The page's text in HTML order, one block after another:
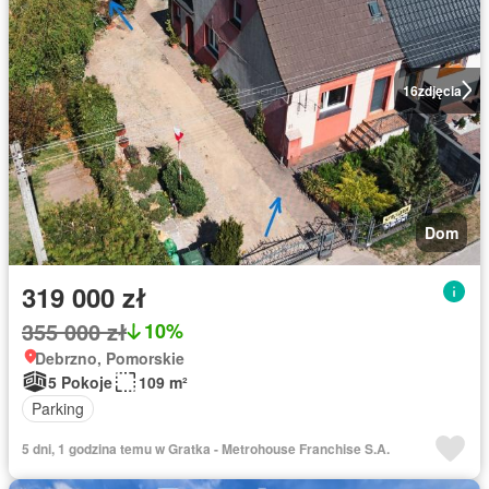
16zdjęcia
Dom
319 000 zł
355 000 zł 10%
Debrzno, Pomorskie
5 Pokoje
109 m²
Parking
5 dni, 1 godzina temu w Gratka - Metrohouse Franchise S.A.